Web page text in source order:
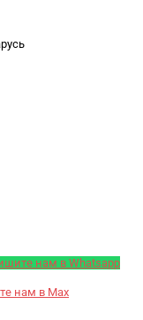
нам в Whatsapp
нам в Max